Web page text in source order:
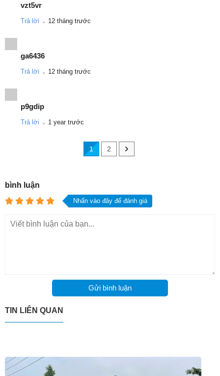
vzt5vr
Trả lời . 12 tháng trước
ga6436
Trả lời . 12 tháng trước
p9gdip
Trả lời . 1 year trước
1 2
bình luận
Nhấn vào đây để đánh giá
Gửi bình luận
TIN LIÊN QUAN